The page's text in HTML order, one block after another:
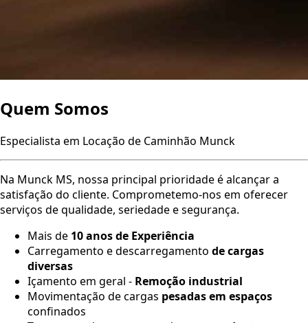
Quem Somos
Especialista em Locação de Caminhão Munck
Na Munck MS, nossa principal prioridade é alcançar a
satisfação do cliente. Comprometemo-nos em oferecer
serviços de qualidade, seriedade e segurança.
Mais de 10 anos de Experiência
Carregamento e descarregamento de cargas
diversas
Içamento em geral - Remoção industrial
Movimentação de cargas pesadas em espaços
confinados